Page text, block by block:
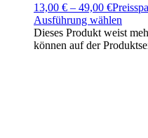
13,00 € – 49,00 €
Ausführung wählen
Dieses Produkt weist
können auf der